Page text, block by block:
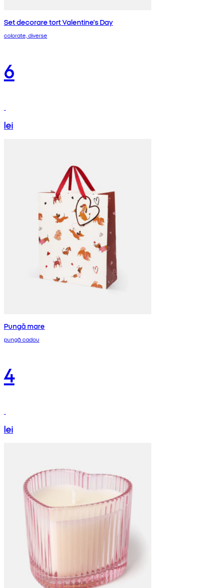
Set decorare tort Valentine's Day
colorate, diverse
6
lei
Pungă mare
pungă cadou
4
lei